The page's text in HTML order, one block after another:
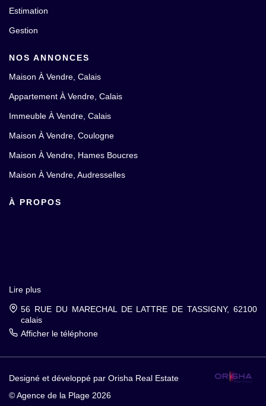
Estimation
Gestion
NOS ANNONCES
Maison À Vendre, Calais
Appartement À Vendre, Calais
Immeuble À Vendre, Calais
Maison À Vendre, Coulogne
Maison À Vendre, Hames Boucres
Maison À Vendre, Audresselles
À PROPOS
Lire plus
56 RUE DU MARECHAL DE LATTRE DE TASSIGNY, 62100
calais
Afficher le téléphone
Designé et développé par Orisha Real Estate
© Agence de la Plage 2026